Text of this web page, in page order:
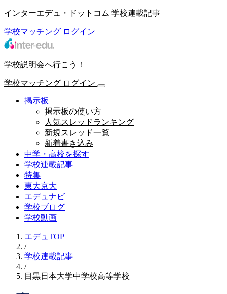
インターエデュ・ドットコム 学校連載記事
学校マッチング ログイン
学校説明会へ行こう！
学校マッチング ログイン
掲示板
掲示板の使い方
人気スレッドランキング
新規スレッド一覧
新着書き込み
中学・高校を探す
学校連載記事
特集
東大京大
エデュナビ
学校ブログ
学校動画
エデュTOP
/
学校連載記事
/
目黒日本大学中学校高等学校